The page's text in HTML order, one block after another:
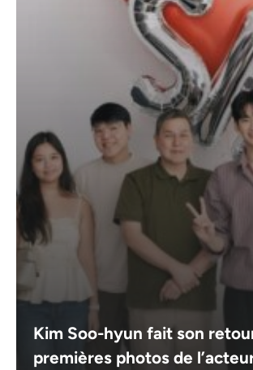
Kim Soo-hyun fait son
premières photos de